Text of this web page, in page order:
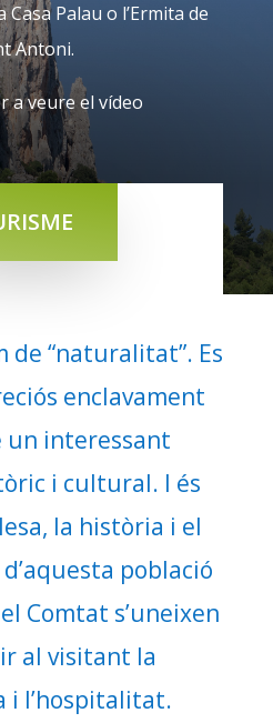
Casa Palau o l’Ermita de
Antoni.
a veure el vídeo
de “naturalitat”. Es
enclavament
interessant
i cultural. I és
la història i el
població
Comtat s’uneixen
al visitant la
i l’hospitalitat.